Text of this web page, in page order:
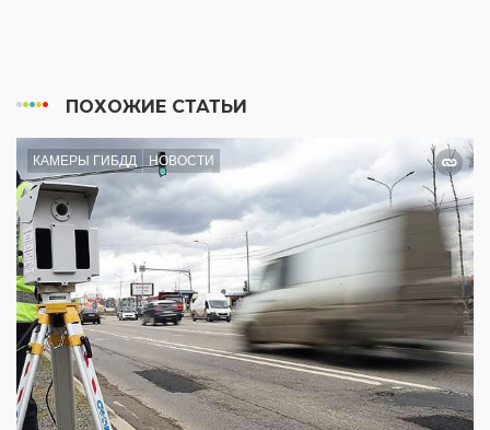
ПОХОЖИЕ СТАТЬИ
КАМЕРЫ ГИБДД НОВОСТИ